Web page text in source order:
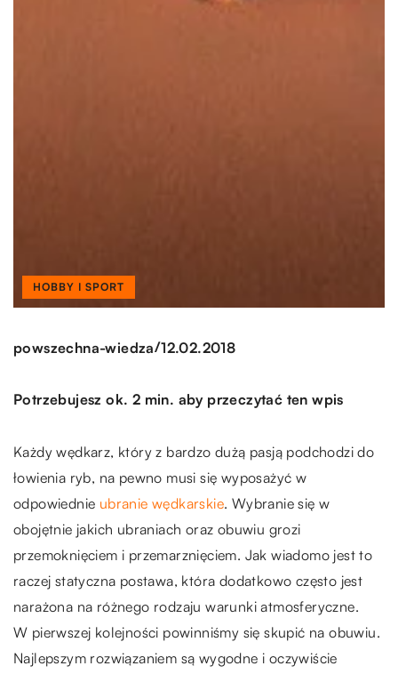
HOBBY I SPORT
powszechna-wiedza/12.02.2018
Potrzebujesz ok. 2 min. aby przeczytać ten wpis
Każdy wędkarz, który z bardzo dużą pasją podchodzi do
łowienia ryb, na pewno musi się wyposażyć w
odpowiednie ubranie wędkarskie. Wybranie się w
obojętnie jakich ubraniach oraz obuwiu grozi
przemoknięciem i przemarznięciem. Jak wiadomo jest to
raczej statyczna postawa, która dodatkowo często jest
narażona na różnego rodzaju warunki atmosferyczne.
W pierwszej kolejności powinniśmy się skupić na obuwiu.
Najlepszym rozwiązaniem są wygodne i oczywiście